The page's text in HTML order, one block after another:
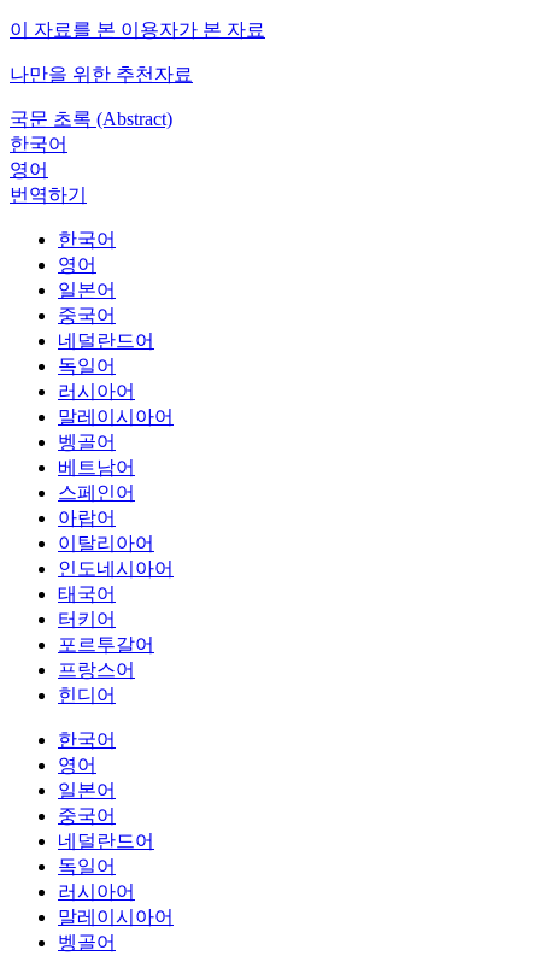
이 자료를 본 이용자가 본 자료
나만을 위한 추천자료
국문 초록 (Abstract)
한국어
영어
번역하기
한국어
영어
일본어
중국어
네덜란드어
독일어
러시아어
말레이시아어
벵골어
베트남어
스페인어
아랍어
이탈리아어
인도네시아어
태국어
터키어
포르투갈어
프랑스어
힌디어
한국어
영어
일본어
중국어
네덜란드어
독일어
러시아어
말레이시아어
벵골어